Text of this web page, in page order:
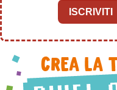
ISCRIVITI